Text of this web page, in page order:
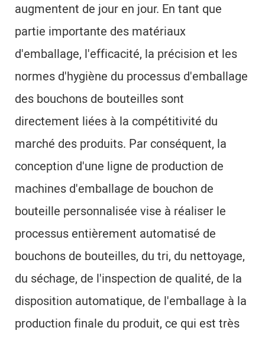
augmentent de jour en jour. En tant que
partie importante des matériaux
d'emballage, l'efficacité, la précision et les
normes d'hygiène du processus d'emballage
des bouchons de bouteilles sont
directement liées à la compétitivité du
marché des produits. Par conséquent, la
conception d'une ligne de production de
machines d'emballage de bouchon de
bouteille personnalisée vise à réaliser le
processus entièrement automatisé de
bouchons de bouteilles, du tri, du nettoyage,
du séchage, de l'inspection de qualité, de la
disposition automatique, de l'emballage à la
production finale du produit, ce qui est très